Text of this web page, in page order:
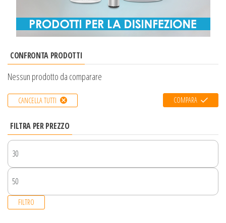
CONFRONTA PRODOTTI
Nessun prodotto da comparare
CANCELLA TUTTI COMPARA
FILTRA PER PREZZO
FILTRO